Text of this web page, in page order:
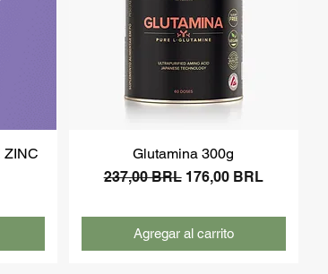
ZINC
Glutamina 300g
Precio
237,00 BRL Precio de oferta
176,00 BRL
Agregar al carrito